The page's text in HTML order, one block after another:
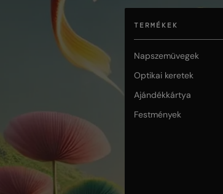
TERMÉKEK
Napszemüvegek
Optikai keretek
Ajándékkártya
Festmények